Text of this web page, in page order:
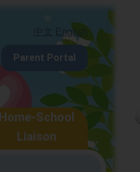
English
Parent Portal
Home-School
Liaison